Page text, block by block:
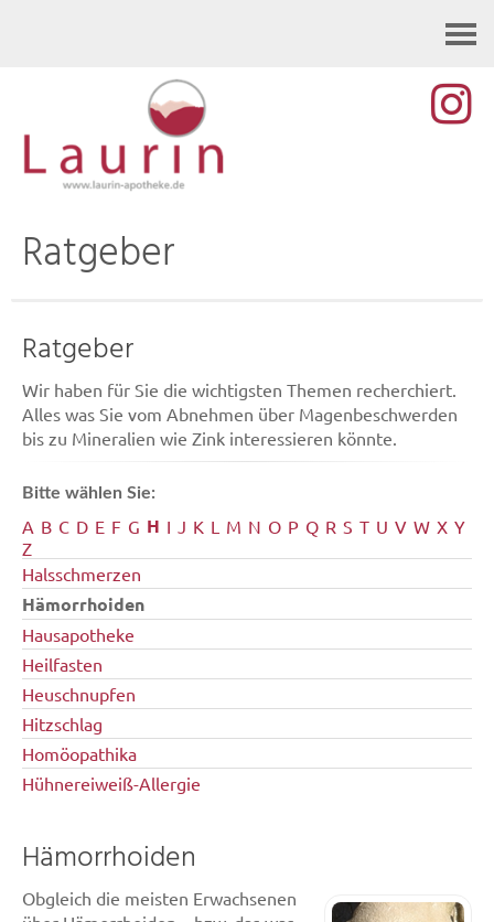
Ratgeber
Ratgeber
Wir haben für Sie die wichtigsten Themen recherchiert.
Alles was Sie vom Abnehmen über Magenbeschwerden
bis zu Mineralien wie Zink interessieren könnte.
Bitte wählen Sie:
A B C D E F G H I J K L M N O P Q R S T U V W X Y
Z
Halsschmerzen
Hämorrhoiden
Hausapotheke
Heilfasten
Heuschnupfen
Hitzschlag
Homöopathika
Hühnereiweiß-Allergie
Hämorrhoiden
Obgleich die meisten Erwachsenen